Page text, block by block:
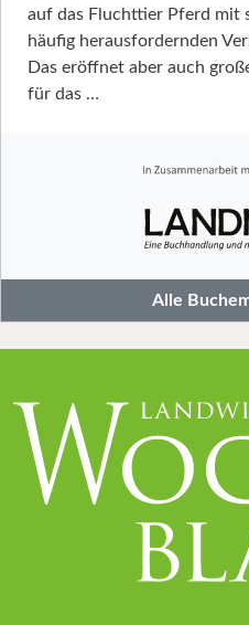
auf das Fluchttier Pferd mit
häufig herausfordernden
Das eröffnet aber auch
für das …
Alle